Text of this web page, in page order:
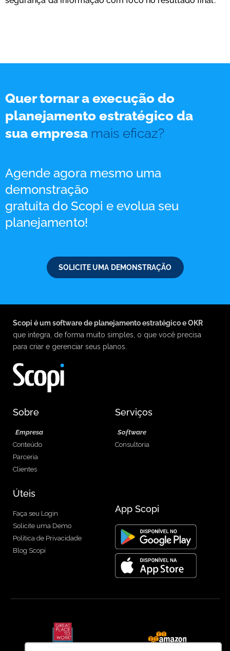
Quer tornar a execução do
planejamento estratégico da
sua empresa mais eficaz?
Agende agora mesmo uma
demonstração
gratuita do Scopi e evolua seu
planejamento!
SOLICITE UMA DEMONSTRAÇÃO
Scopi é um software de planejamento estratégico e OKR
que integra, de forma muito simples, o que você precisa
para criar e gerenciar seus planos.
Sobre
Empresa
Conteúdo
Parceria
Clientes
Serviços
Software
Consultoria
Úteis
Faça seu Login
Solicite uma Demo
Política de Privacidade
Blog Scopi
App Scopi